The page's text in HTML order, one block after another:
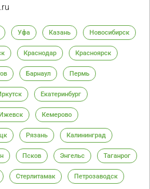
Уфа Казань Новосибирск
Краснодар Красноярск
Барнаул Пермь
Екатеринбург
Кемерово
Рязань Калининград
Псков Энгельс Таганрог
Стерлитамак Петрозаводск